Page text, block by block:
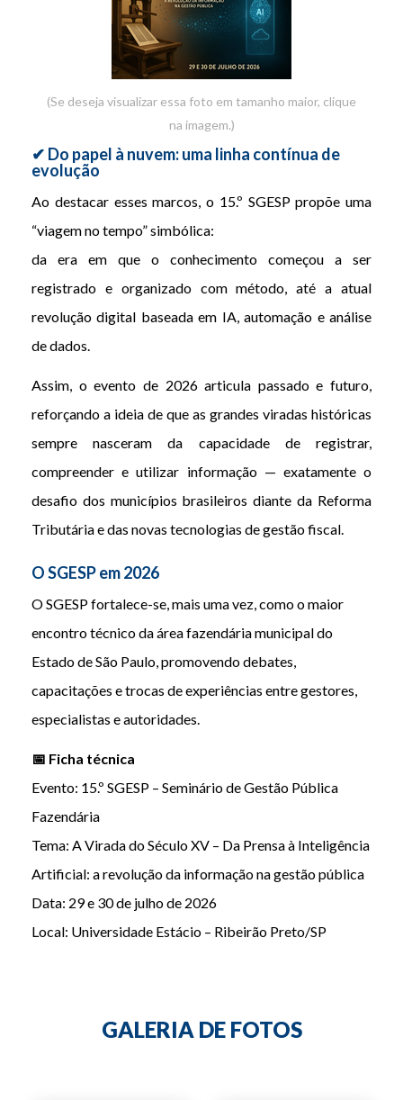
(Se deseja visualizar essa foto em tamanho maior, clique
na imagem.)
✔ Do papel à nuvem: uma linha contínua de
evolução
Ao destacar esses marcos, o 15.º SGESP propõe uma
“viagem no tempo” simbólica:
da era em que o conhecimento começou a ser
registrado e organizado com método, até a atual
revolução digital baseada em IA, automação e análise
de dados.
Assim, o evento de 2026 articula passado e futuro,
reforçando a ideia de que as grandes viradas históricas
sempre nasceram da capacidade de registrar,
compreender e utilizar informação — exatamente o
desafio dos municípios brasileiros diante da Reforma
Tributária e das novas tecnologias de gestão fiscal.
O SGESP em 2026
O SGESP fortalece-se, mais uma vez, como o maior
encontro técnico da área fazendária municipal do
Estado de São Paulo, promovendo debates,
capacitações e trocas de experiências entre gestores,
especialistas e autoridades.
📅 Ficha técnica
Evento: 15.º SGESP – Seminário de Gestão Pública
Fazendária
Tema: A Virada do Século XV – Da Prensa à Inteligência
Artificial: a revolução da informação na gestão pública
Data: 29 e 30 de julho de 2026
Local: Universidade Estácio – Ribeirão Preto/SP
GALERIA DE FOTOS